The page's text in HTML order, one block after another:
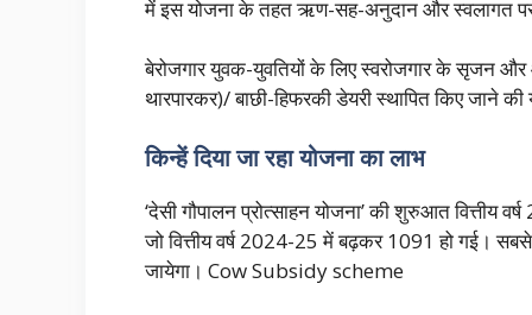
में इस योजना के तहत ऋण-सह-अनुदान और स्वलागत पर
बेरोजगार युवक-युवतियों के लिए स्वरोजगार के सृजन और
थारपारकर)/ बाछी-हिफरकी डेयरी स्थापित किए
किन्हें दिया जा रहा योजना का लाभ
‘देसी गौपालन प्रोत्साहन योजना’ की शुरुआत
जो वित्तीय वर्ष 2024-25 में बढ़कर 1091 हो गई।
जायेगा। Cow Subsidy scheme